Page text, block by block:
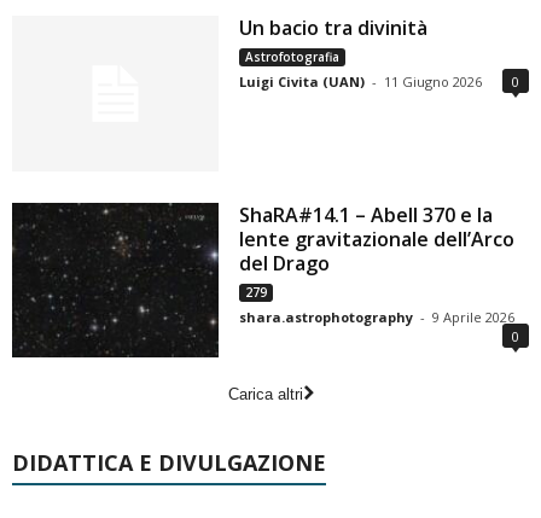
Un bacio tra divinità
Astrofotografia
Luigi Civita (UAN) - 11 Giugno 2026 0
ShaRA#14.1 – Abell 370 e la
lente gravitazionale dell’Arco
del Drago
279
shara.astrophotography - 9 Aprile 2026
0
Carica altri
DIDATTICA E DIVULGAZIONE